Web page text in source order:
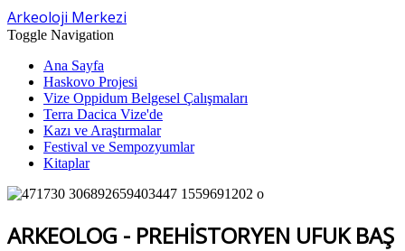
Arkeoloji Merkezi
Toggle Navigation
Ana Sayfa
Haskovo Projesi
Vize Oppidum Belgesel Çalışmaları
Terra Dacica Vize'de
Kazı ve Araştırmalar
Festival ve Sempozyumlar
Kitaplar
ARKEOLOG - PREHİSTORYEN UFUK BAŞ